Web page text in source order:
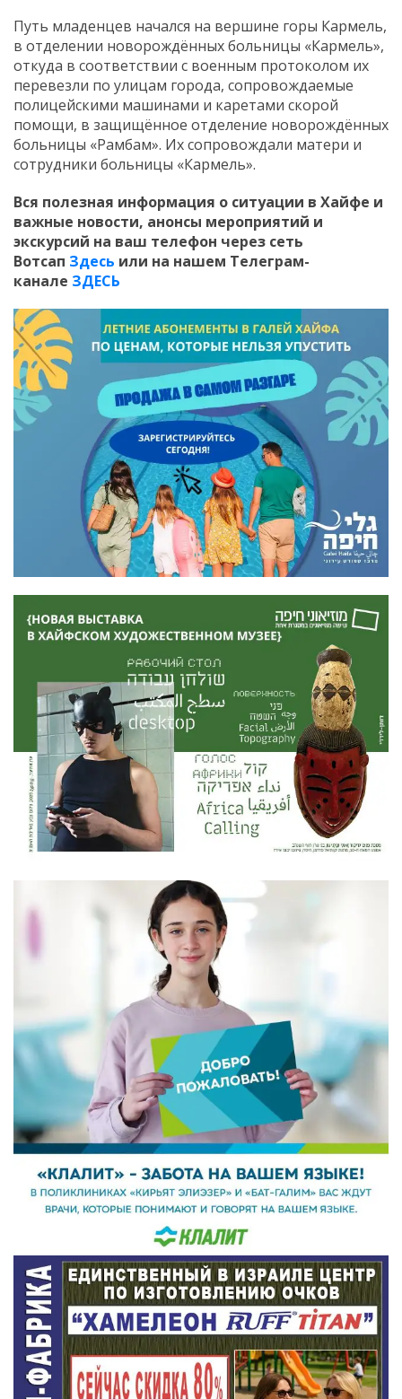
Путь младенцев начался на вершине горы Кармель,
в отделении новорождённых больницы «Кармель»,
откуда в соответствии с военным протоколом их
перевезли по улицам города, сопровождаемые
полицейскими машинами и каретами скорой
помощи, в защищённое отделение новорождённых
больницы «Рамбам». Их сопровождали матери и
сотрудники больницы «Кармель».
Вся полезная информация о ситуации в Хайфе и
важные новости, анонсы мероприятий и
экскурсий на ваш телефон через сеть
Вотсап Здесь или на нашем Телеграм-
канале ЗДЕСЬ